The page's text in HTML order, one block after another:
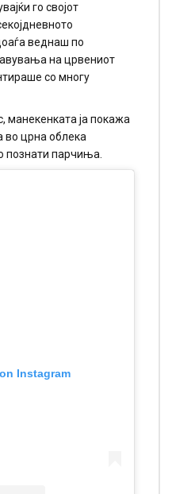
го својот
веднаш по
на црвениот
со многу
манекенката ја покажа
во црна облека
познати парчиња.
Instagram